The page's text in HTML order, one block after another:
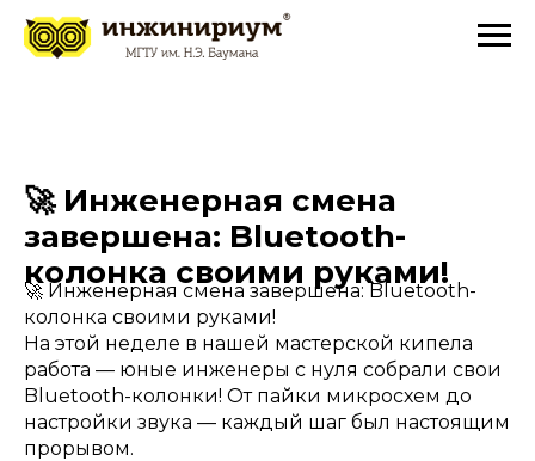
🚀 Инженерная смена
завершена: Bluetooth-
колонка своими руками!
🚀 Инженерная смена завершена: Bluetooth-
колонка своими руками!
На этой неделе в нашей мастерской кипела
работа — юные инженеры с нуля собрали свои
Bluetooth-колонки! От пайки микросхем до
настройки звука — каждый шаг был настоящим
прорывом.